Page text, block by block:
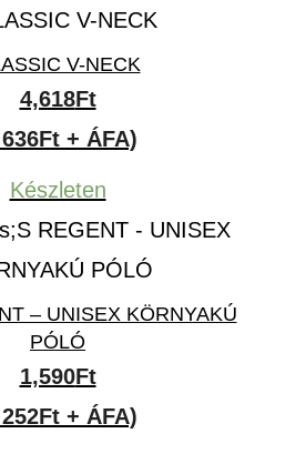
2,190Ft
V-NECK
4,618Ft
636Ft + ÁFA)
Készleten
– UNISEX KÖRNYAKÚ
PÓLÓ
1,590Ft
252Ft + ÁFA)